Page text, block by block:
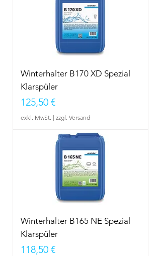
Winterhalter B170 XD Spezial
Klarspüler
Preis
125,50 €
exkl. MwSt. | zzgl. Versand
Winterhalter B165 NE Spezial
Klarspüler
Preis
118,50 €